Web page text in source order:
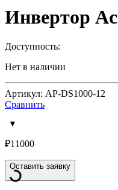
Инвертор
Доступность:
Нет в наличии
Артикул: AP-DS1000-12
Сравнить
₽11000
Оставить заявку